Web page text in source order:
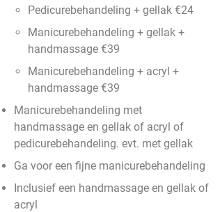
Pedicurebehandeling + gellak €24
Manicurebehandeling + gellak +
handmassage €39
Manicurebehandeling + acryl +
handmassage €39
Manicurebehandeling met
handmassage en gellak of acryl of
pedicurebehandeling. evt. met gellak
Ga voor een fijne manicurebehandeling
Inclusief een handmassage en gellak of
acryl